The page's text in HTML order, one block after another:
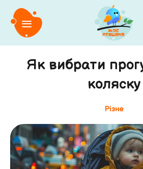
Як вибрати
коляску
Різне